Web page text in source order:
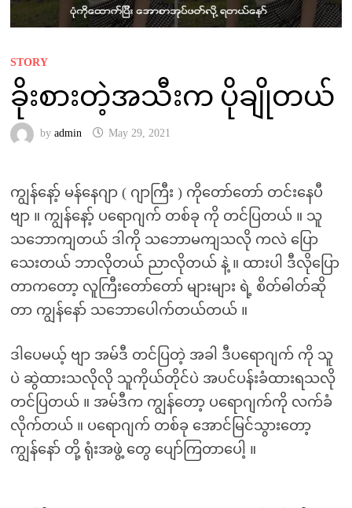
STORY
ခိုးစားတဲ့အသီးက ပိုချိုတယ်
by admin May 29, 2021
ကျွန်နော့် မန်နေဂျာ ( ဂျာကြီး ) ကိုတော်တော် တင်းနေပီ
ဗျာ ။ ကျွန်နော့် ပရောဂျက် တစ်ခု ကို တင်ပြတယ် ။ သူ
သဘောကျတယ် ဒါကို သဘောမကျသလို ကလဲ ပြော
သေးတယ် ဘာလိုတယ် ညာလိုတယ် နဲ့ ။ ထားပါ ဒီလိုပြော
တာကတော့ လူကြီးတော်တော် များများ ရဲ့ စိတ်ဓါတ်ဆို
တာ ကျွန်နော် သဘောပေါက်တယ်တယ် ။
ဒါပေမယ့် ဗျာ အမ်ဒီ တင်ပြတဲ့ အခါ ဒီပရောဂျက် ကို သူ
ပဲ ဆွဲထားသလိုလို သူကိုယ်တိုင်ပဲ အပင်ပန်းခံထားရသလို
တင်ပြတယ် ။ အမ်ဒီက ကျွန်တော့ ပရောဂျက်ကို လက်ခံ
လိုက်တယ် ။ ပရောဂျက် တစ်ခု အောင်မြင်သွားတော့
ကျွန်နော် တို့ ရုံးအဖွဲ့ တွေ ပျော်ကြတာပေါ့ ။